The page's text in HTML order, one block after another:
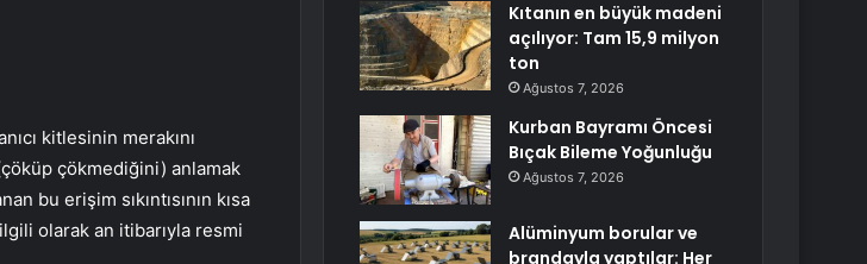
kitlesinin merakını
çökmediğini) anlamak
bu erişim sıkıntısının kısa
olarak an itibarıyla resmi
Kıtanın en büyük madeni
açılıyor: Tam 15,9 milyon
ton
Ağustos 7, 2026
Kurban Bayramı Öncesi
Bıçak Bileme Yoğunluğu
Ağustos 7, 2026
Alüminyum borular ve
brandayla yaptılar: Her